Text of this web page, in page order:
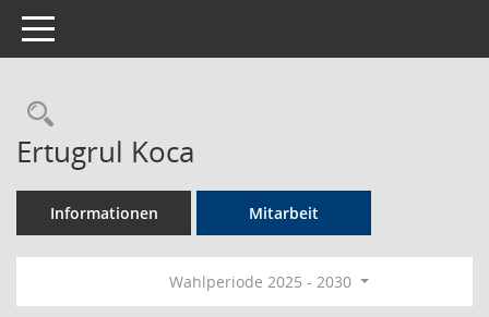
Toggle navigation
Rechercheauswahl
Ertugrul Koca
Informationen Mitarbeit
Wahlperiode 2025 - 2030